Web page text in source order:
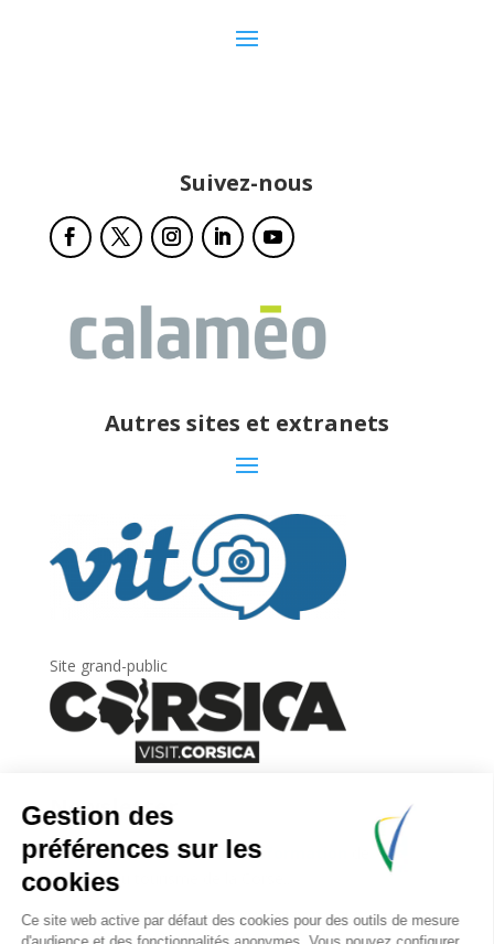
Suivez-nous
Autres sites et extranets
Site grand-public
Newsletter
Inscrivez-vous àla lettre d’information
l’Agence du tourisme de la Corse.